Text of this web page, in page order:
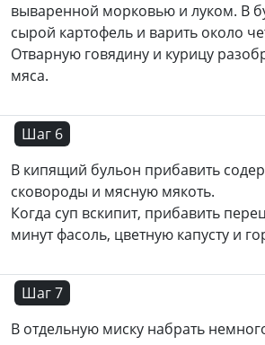
вываренной морковью и луком. В
сырой картофель и варить около
Отварную говядину и курицу
мяса.
Шаг 6
В кипящий бульон прибавить
сковороды и мясную мякоть.
Когда суп вскипит, прибавить
минут фасоль, цветную капусту и
Шаг 7
В отдельную миску набрать